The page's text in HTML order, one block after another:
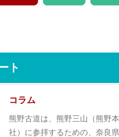
ト
コラム
熊野古道は、熊野三山（熊野
社）に参拝するための、奈良